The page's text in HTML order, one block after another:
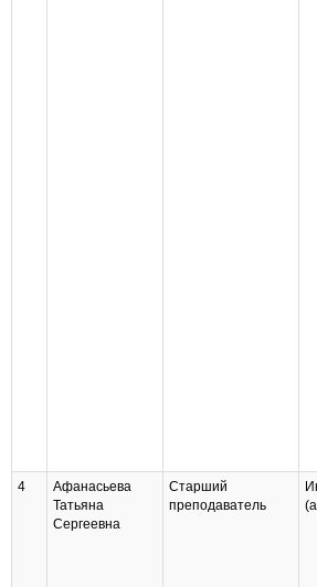
4
Афанасьева
Татьяна
Сергеевна
Старший
преподаватель